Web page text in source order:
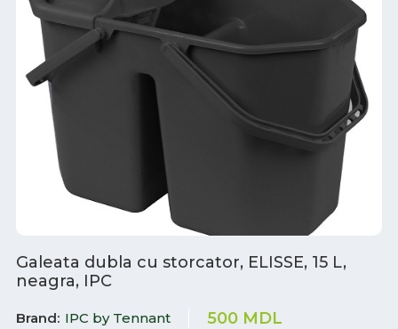
Galeata dubla cu storcator, ELISSE, 15 L,
neagra, IPC
Brand IPC by Tennant 500 MDL